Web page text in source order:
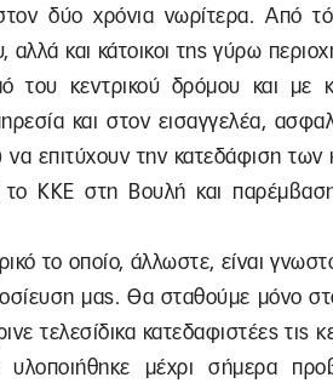
δύο χρόνια νωρίτερα. Από
αλλά και κάτοικοι της γύρω
του κεντρικού δρόμου και με
και στον εισαγγελέα,
επιτύχουν την κατεδάφιση των
το ΚΚΕ στη Βουλή και
το οποίο, άλλωστε, είναι
μας. Θα σταθούμε μόνο
τελεσίδικα κατεδαφιστέες τις
μέχρι σήμερα